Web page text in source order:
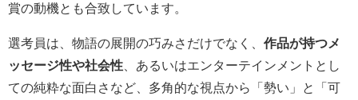
賞の動機とも合致しています。
選考員は、物語の展開の巧みさだけでなく、 作品が持つメ
ッセージ性や社会性 、あるいはエンターテインメントとし
ての純粋な面白さなど、多角的な視点から「勢い」と「可